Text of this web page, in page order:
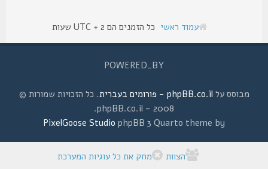
עמוד ראשי כל הזמנים הם UTC + 2 שעות
POWERED_BY
מבוסס עלphpBB.co.il - פורומים בעברית
. כל הזכויות שמורות ©
2008 - phpBB.co.il.
phpBB 3 Quarto theme by
PixelGoose Studio
הצוות מחק את כל עוגיות המערכת